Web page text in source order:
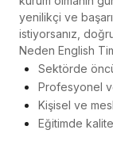
yenilikçi ve
istiyorsanız,
Neden English
Sektörde
Profesyonel
Kişisel ve
Eğitimde